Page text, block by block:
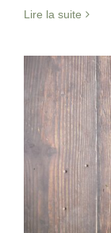
Lire la suite
Les